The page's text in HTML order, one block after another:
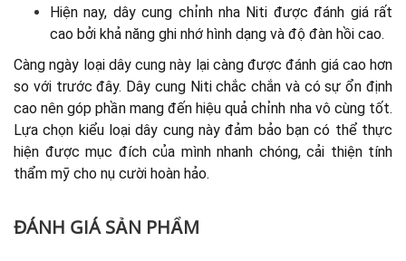
Hiện nay, dây cung chỉnh nha Niti được đánh giá rất
cao bởi khả năng ghi nhớ hình dạng và độ đàn hồi cao.
Càng ngày loại dây cung này lại càng được đánh giá cao hơn
so với trước đây. Dây cung Niti chắc chắn và có sự ổn định
cao nên góp phần mang đến hiệu quả chỉnh nha vô cùng tốt.
Lựa chọn kiểu loại dây cung này đảm bảo bạn có thể thực
hiện được mục đích của mình nhanh chóng, cải thiện tính
thẩm mỹ cho nụ cười hoàn hảo.
ĐÁNH GIÁ SẢN PHẨM